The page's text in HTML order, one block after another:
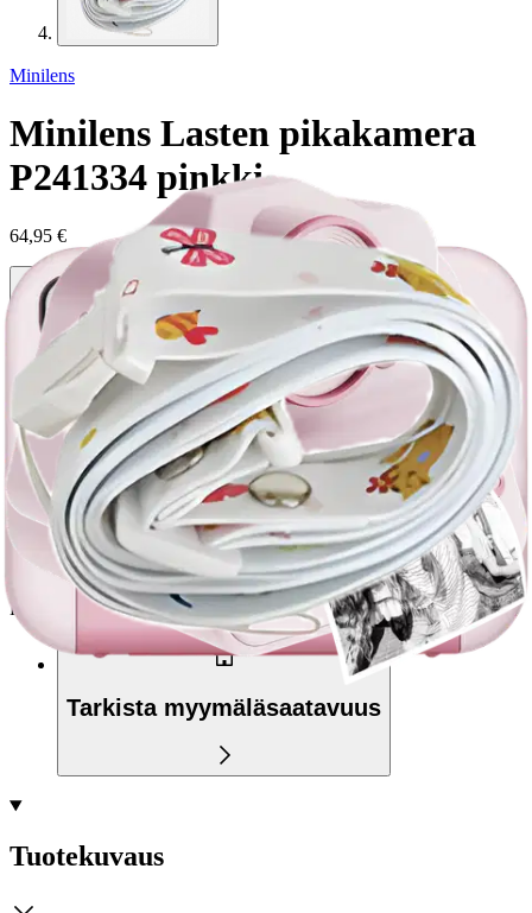
Minilens
Minilens Lasten pikakamera
P241334 pinkki
64,95 €
Verkkokaupan hinta
Valitse toimitustapa
Nouto myymälästä
Ilmainen
Siirry valitsemaan myymälä
Toimitus
Ei saatavilla
Ilmainen toimitus yli 100 €:n tilauksille
Postin pakettiautomaattiin tai
palvelupisteeseen!
Etu ei koske Suuri‑lisäpalvelulla toimitettavia tuotteita.
Tarkista myymäläsaatavuus
Tuotekuvaus